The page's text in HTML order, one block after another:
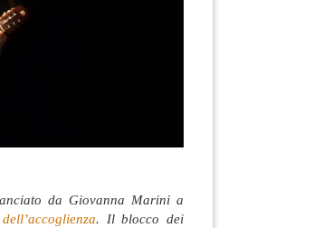
da Giovanna Marini a
. Il blocco dei